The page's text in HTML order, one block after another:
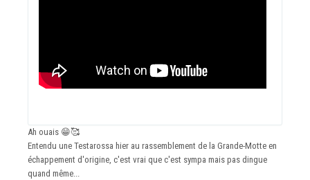
Ah ouais 😁🥰
Entendu une Testarossa hier au rassemblement de la Grande-Motte en
échappement d'origine, c'est vrai que c'est sympa mais pas dingue
quand même...